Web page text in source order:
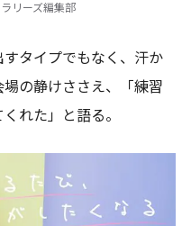
リーズ編集部
タイプでもなく、汗か
の静けささえ、「練習
れた」と語る。